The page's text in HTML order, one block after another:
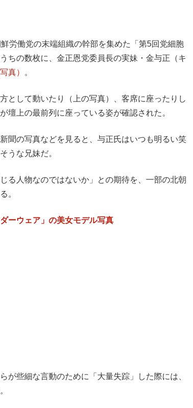
労働党の末端組織の幹部を集めた「第5回党細胞
ちの数枚に、金正恩党委員長の実妹・金与正（キ
写真） 。
として動いたり（上の写真）、客席に座ったりし
壇上の最前列に座っている姿が確認された。
聞の写真などを見ると、与正氏はいつも明るい笑
うな兄妹だ。
る人物なのではないか」との期待を、一部の北朝
。
ーウェア」の美女モデル写真
が些細な言動のために「大量失踪」した際には、